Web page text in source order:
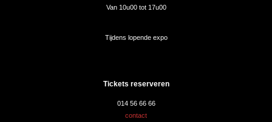
Van 10u00 tot 17u00
Tijdens lopende expo
Tickets reserveren
014 56 66 66
contact